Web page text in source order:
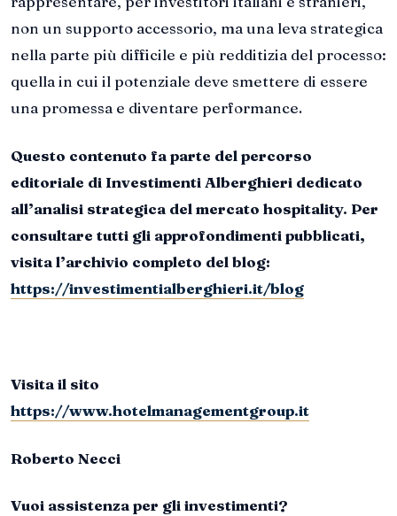
non un supporto accessorio, ma una leva strategica
nella parte più difficile e più redditizia del processo:
quella in cui il potenziale deve smettere di essere
una promessa e diventare performance.
Questo contenuto fa parte del percorso
editoriale di Investimenti Alberghieri dedicato
all’analisi strategica del mercato hospitality. Per
consultare tutti gli approfondimenti pubblicati,
visita l’archivio completo del blog:
https://investimentialberghieri.it/blog
Visita il sito
https://www.hotelmanagementgroup.it
Roberto Necci
Vuoi assistenza per gli investimenti?